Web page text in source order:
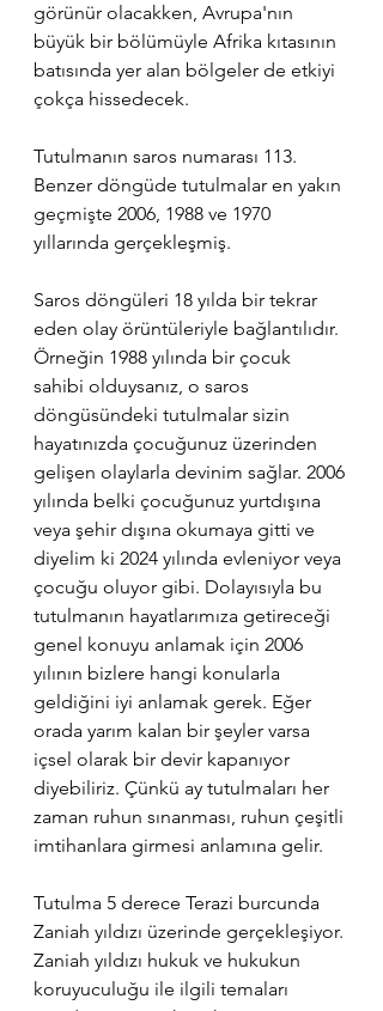
görünür olacakken, Avrupa'nın
büyük bir bölümüyle Afrika kıtasının
batısında yer alan bölgeler de etkiyi
çokça hissedecek.
Tutulmanın saros numarası 113.
Benzer döngüde tutulmalar en yakın
geçmişte 2006, 1988 ve 1970
yıllarında gerçekleşmiş.
Saros döngüleri 18 yılda bir tekrar
eden olay örüntüleriyle bağlantılıdır.
Örneğin 1988 yılında bir çocuk
sahibi olduysanız, o saros
döngüsündeki tutulmalar sizin
hayatınızda çocuğunuz üzerinden
gelişen olaylarla devinim sağlar. 2006
yılında belki çocuğunuz yurtdışına
veya şehir dışına okumaya gitti ve
diyelim ki 2024 yılında evleniyor veya
çocuğu oluyor gibi. Dolayısıyla bu
tutulmanın hayatlarımıza getireceği
genel konuyu anlamak için 2006
yılının bizlere hangi konularla
geldiğini iyi anlamak gerek. Eğer
orada yarım kalan bir şeyler varsa
içsel olarak bir devir kapanıyor
diyebiliriz. Çünkü ay tutulmaları her
zaman ruhun sınanması, ruhun çeşitli
imtihanlara girmesi anlamına gelir.
Tutulma 5 derece Terazi burcunda
Zaniah yıldızı üzerinde gerçekleşiyor.
Zaniah yıldızı hukuk ve hukukun
koruyuculuğu ile ilgili temaları